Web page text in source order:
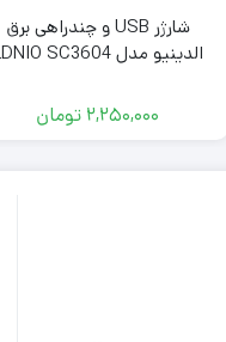
شارژر USB و چندراهی برق
الدینیو مدل LDNIO SC3604
2,250,000 تومان